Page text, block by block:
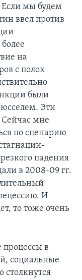
мы будем
ввел против
на
с полок
были
Эти
мне
по сценарию
падения
в 2008-09 гг.
И
то тоже очень
в
социальные